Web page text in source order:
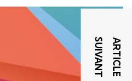
A
R
T
I
C
L
E
S
U
I
V
A
N
T